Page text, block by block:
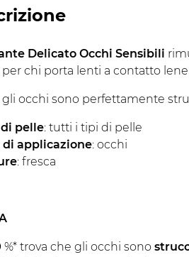
Delicato Occhi Sensibili
chi porta lenti a contatto
gli occhi sono perfettamente
pelle: tutti i tipi di pelle
di applicazione: occhi
: fresca
%* trova che gli occhi sono